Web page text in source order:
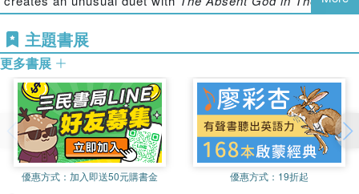
Works of William Wordsworth, whose six chapters follow
this book's eight chapters like a sestet which
complements the octave—becoming, thus, a tribute to
Wordsworth as one of the most prolific sonneteers in
history. Both monographs build their theses on
Wordsworth's entire oeuvre and embrace the whole of his
wide lifespan. Their completion in 2020 coincides with
several round anniversaries: the 250thanniversary of
Wordsworth's birth, the 200
anniversary ofThe River
Duddon, and the 170thanniversary of the publication of
主題書展
更多書展
優惠方式： 加入即送50元購書金 優惠方式： 19折起